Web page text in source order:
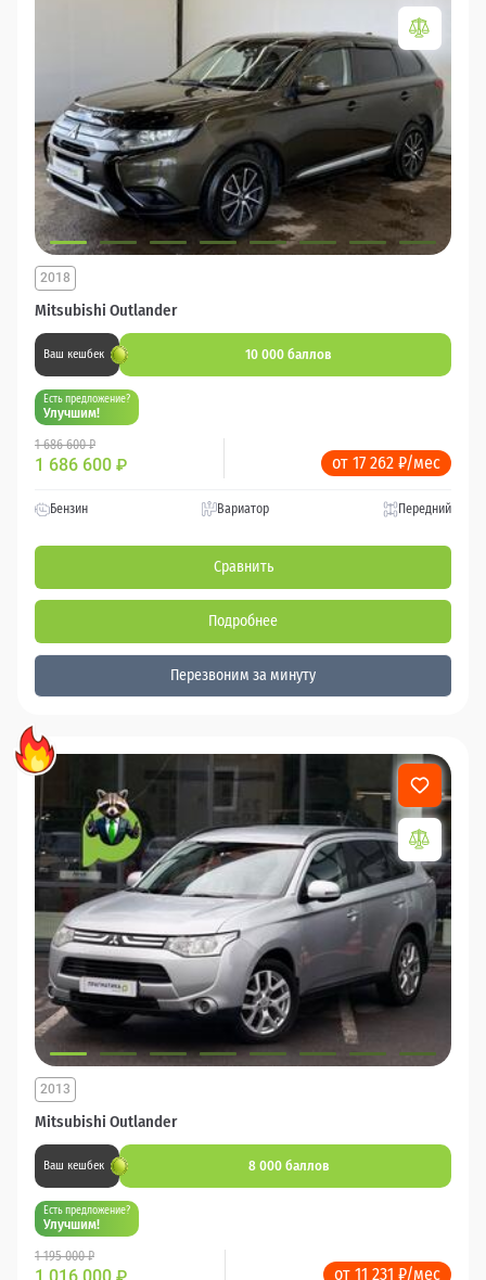
Mitsubishi Outlander
2018
Ваш кешбек 10 000 баллов
Есть предложение?
Улучшим!
1 686 600 ₽
1 686 600 ₽ от 17 262 ₽/мес
Бензин Вариатор Передний
Сравнить
Подробнее
Перезвоним за минуту
Mitsubishi Outlander
2013
Ваш кешбек 8 000 баллов
Есть предложение?
Улучшим!
1 195 000 ₽
от 11 231 ₽/мес